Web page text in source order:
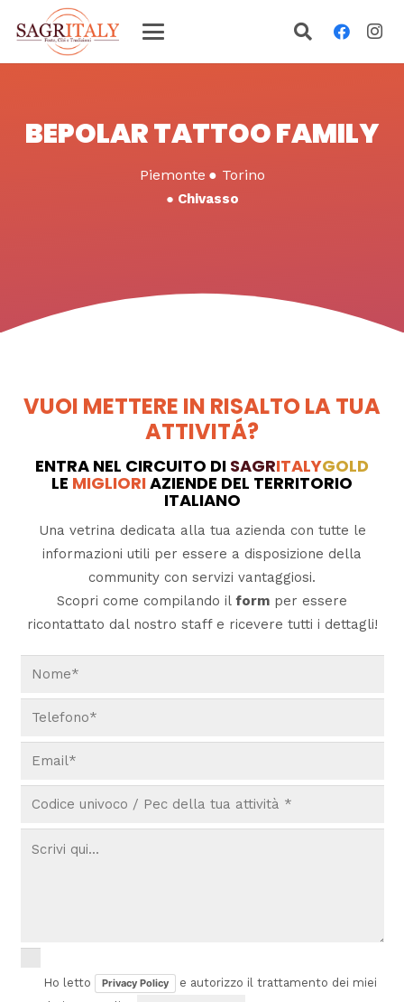
BEPOLAR TATTOO FAMILY
Piemonte ● Torino
● Chivasso
VUOI METTERE IN RISALTO LA TUA
ATTIVITÁ?
ENTRA NEL CIRCUITO DI SAGRITALYGOLD
LE MIGLIORIAZIENDE DEL TERRITORIO
ITALIANO
Una vetrina dedicata alla tua azienda con tutte le
informazioni utili per essere a disposizione della
community con servizi vantaggiosi.
Scopri come compilando il form per essere
ricontattato dal nostro staff e ricevere tutti i dettagli!
Ho letto Privacy Policy
e autorizzo il trattamento dei miei